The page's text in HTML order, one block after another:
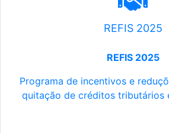
REFIS 2025
REFIS 2025
Programa de incentivos e
quitação de créditos tributários